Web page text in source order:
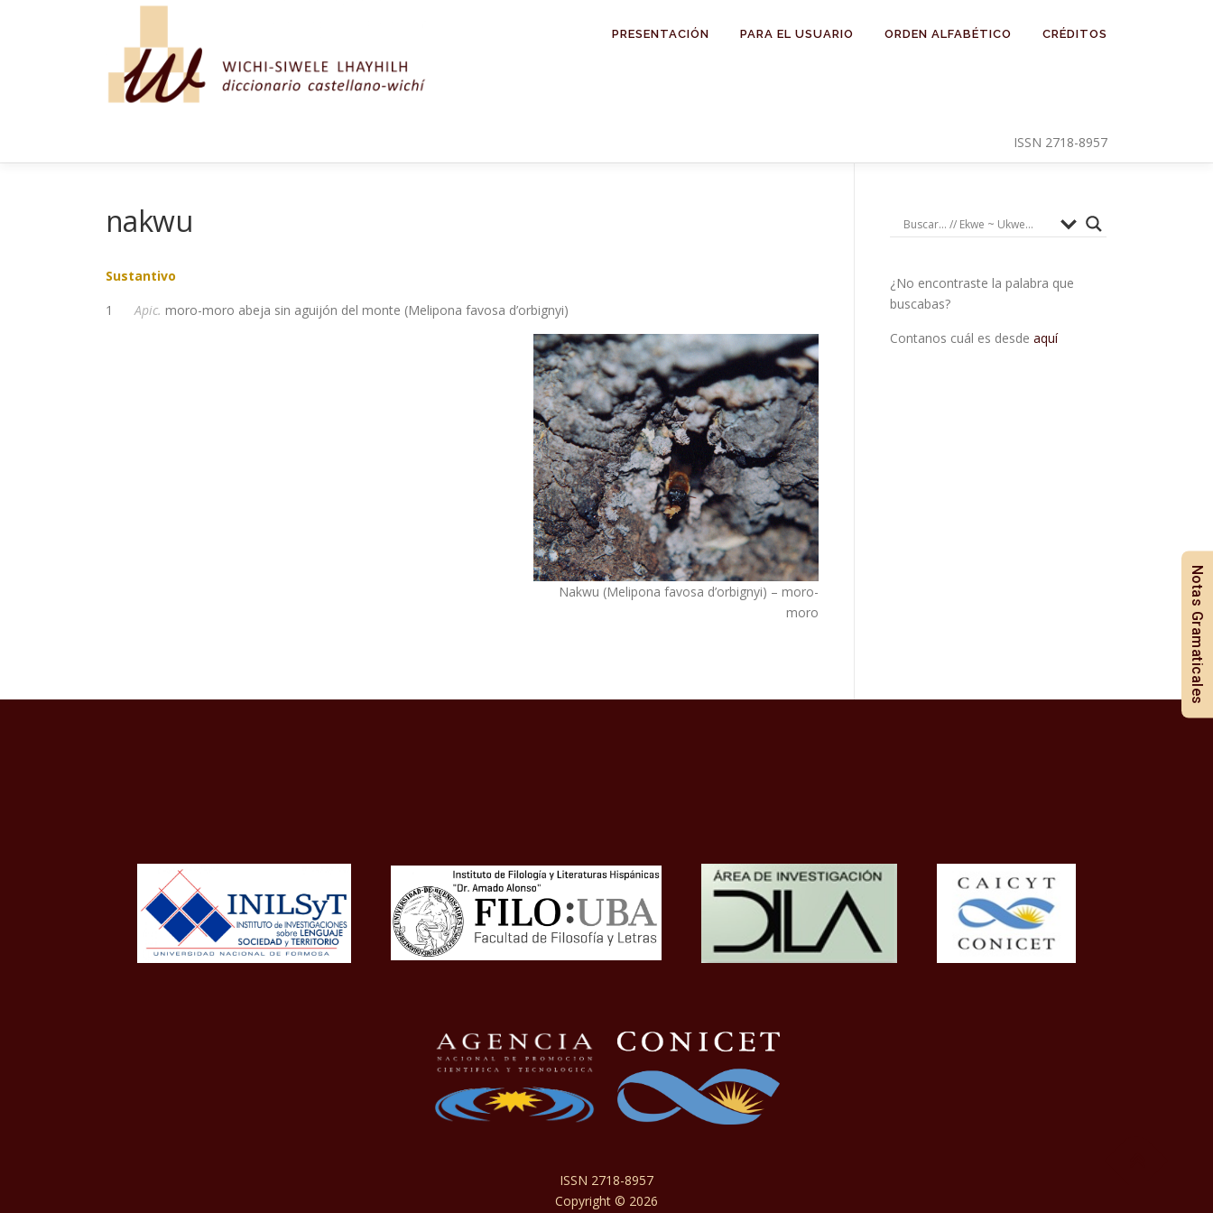
PRESENTACIÓN PARA EL USUARIO ORDEN ALFABÉTICO CRÉDITOS
ISSN 2718-8957
nakwu
Sustantivo
1Apic. moro-moro abeja sin aguijón del monte (Melipona favosa d’orbignyi)
Nakwu (Melipona favosa d’orbignyi) – moro-
moro
¿No encontraste la palabra que
buscabas?
Contanos cuál es desde aquí
ISSN 2718-8957
Copyright © 2026
Notas Gramaticales